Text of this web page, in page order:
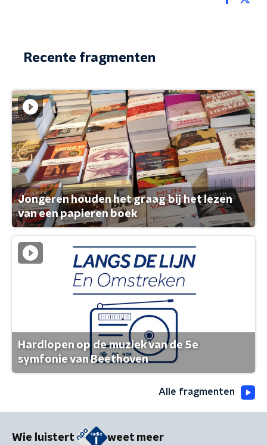
Recente fragmenten
Jongeren houden het graag bij het lezen
van een papieren boek
Hardlopen op de muziek van de 5e
symfonie van Beethoven
Alle fragmenten
Wie luistert weet meer